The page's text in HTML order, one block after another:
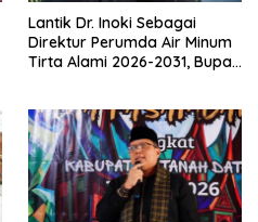
Lantik Dr. Inoki Sebagai
Direktur Perumda Air Minum
Tirta Alami 2026-2031, Bupati
Fakta Integritas Berdasarkan
Visi dan Misi